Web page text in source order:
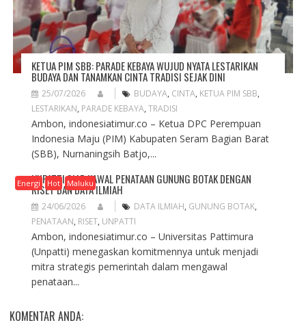
KETUA PIM SBB: PARADE KEBAYA WUJUD NYATA LESTARIKAN
BUDAYA DAN TANAMKAN CINTA TRADISI SEJAK DINI
25/07/2026 BUDAYA, CINTA, KETUA PIM SBB,
LESTARIKAN, PARADE KEBAYA, TRADISI
Ambon, indonesiatimur.co – Ketua DPC Perempuan
Indonesia Maju (PIM) Kabupaten Seram Bagian Barat
(SBB), Nurnaningsih Batjo,...
Energi Hot Maluku
UNPATTI SIAP KAWAL PENATAAN GUNUNG BOTAK DENGAN
RISET DAN DATA ILMIAH
24/06/2026 DATA ILMIAH, GUNUNG BOTAK,
PENATAAN, RISET, UNPATTI
Ambon, indonesiatimur.co – Universitas Pattimura
(Unpatti) menegaskan komitmennya untuk menjadi
mitra strategis pemerintah dalam mengawal
penataan...
KOMENTAR ANDA: